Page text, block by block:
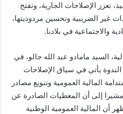
تعزز الإصلاحات الجارية، وتفتح
غير الضريبية وتحسين مردوديتها،
والاجتماعية في بلادنا.
السيد مامادو عبد الله جالو، في
يأتي في سياق الإصلاحات
المالية العمومية وتنويع مصادر
مشيرا إلى أن المعطيات الصادرة عن
أن المالية العمومية الوطنية